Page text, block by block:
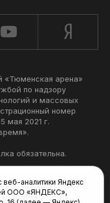
«Тюменская арена»
по надзору
и массовых
номер
мая 2021 г.
обязательна.
веб-аналитики Яндекс
ООО «ЯНДЕКС»,